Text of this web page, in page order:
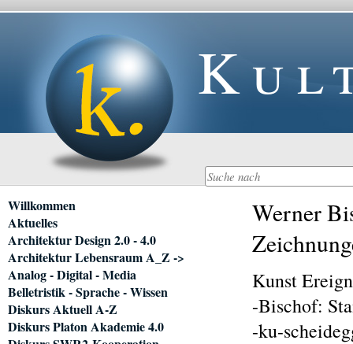
Werner
Kunst
-Bischof:
-ku-
Navigation
überspringen
Willkommen
Aktuelles
Architektur Design 2.0 - 4.0
Architektur Lebensraum A_Z ->
Analog - Digital - Media
Belletristik - Sprache - Wissen
Diskurs Aktuell A-Z
Diskurs Platon Akademie 4.0